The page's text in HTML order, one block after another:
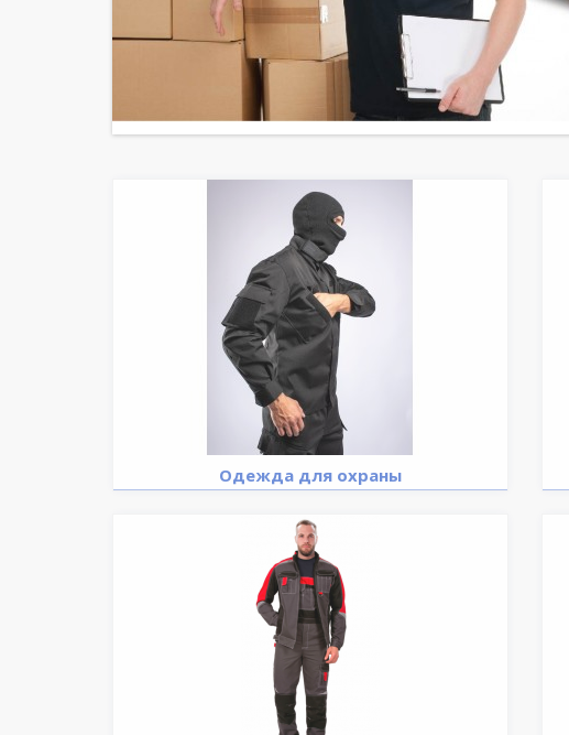
Одежда для охраны